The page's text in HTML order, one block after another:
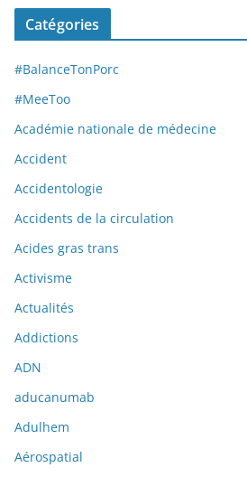
Catégories
#BalanceTonPorc
#MeeToo
Académie nationale de médecine
Accident
Accidentologie
Accidents de la circulation
Acides gras trans
Activisme
Actualités
Addictions
ADN
aducanumab
Adulhem
Aérospatial